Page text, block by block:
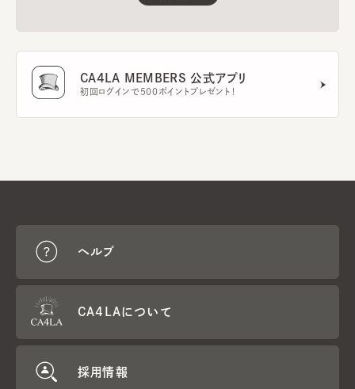
CA4LA MEMBERS 公式アプリ
初回ログインで500ポイントプレゼント！
ヘルプ
CA4LAについて
採用情報